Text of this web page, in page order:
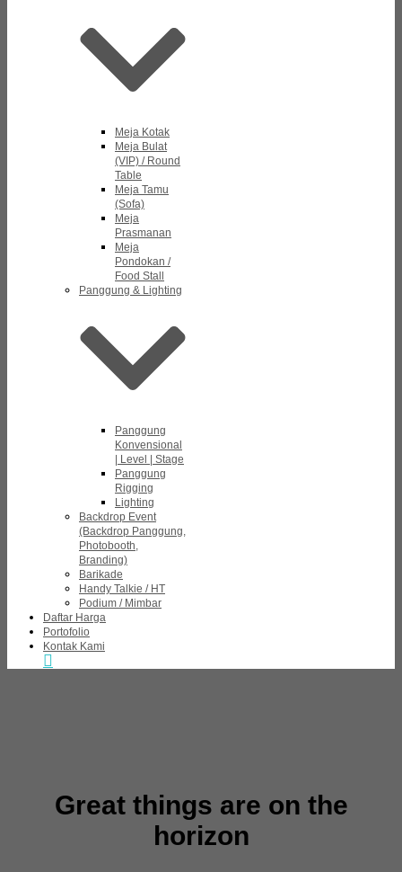
Meja Kotak
Meja Bulat
(VIP) / Round
Table
Meja Tamu
(Sofa)
Meja
Prasmanan
Meja
Pondokan /
Food Stall
Panggung & Lighting
Panggung
Konvensional
| Level | Stage
Panggung
Rigging
Lighting
Backdrop Event
(Backdrop Panggung,
Photobooth,
Branding)
Barikade
Handy Talkie / HT
Podium / Mimbar
Daftar Harga
Portofolio
Kontak Kami
Great things are on the
horizon